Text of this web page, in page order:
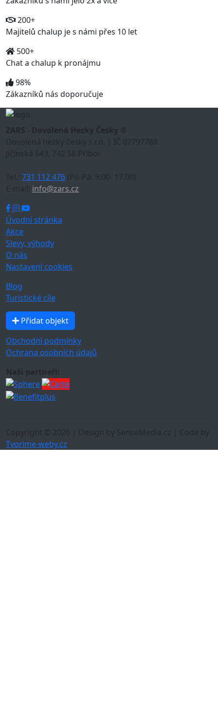
200+
Majitelů chalup je s námi přes 10 let
500+
Chat a chalup k pronájmu
98%
Zákazníků nás doporučuje
ZARS - Dovolená Hezky Česky ®
Dovolená hezky česky s.r.o. | IČ 07797788
Jičínská 543, 742 58 Příbor
Tel.: 731 112 476 (Po-Pá: 9:00- 17:00)
E-mail: info@zars.cz
Úvodní stránka
Akce
Slevy, výhody
O nás
Nastavení cookies
Blog
Turistické cíle
Přidat objekt
Obchodní podmínky
Ochrana osobních údajů
Naši partneři:
Copyright © 2026 | Design by SenseMedia.cz | Code by
Tvorime-weby.cz